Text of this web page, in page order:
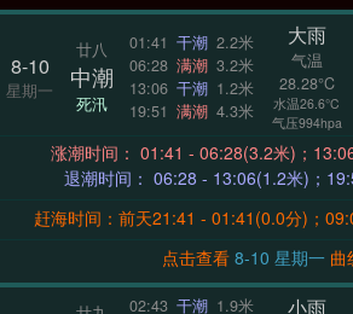
8-10
星期一
廿八
中潮
死汛
01:41 干潮 2.2米
06:28 满潮 3.2米
13:06 干潮 1.2米
19:51 满潮 4.3米
大雨
气温
28.28°C
水温26.6°C
气压994hpa
涨潮时间： 01:41 - 06:28(3.2米)；
退潮时间： 06:28 - 13:06(1.2米)
赶海时间：前天21:41 - 01:41(0.0分)；
点击查看
8-10 星期一 曲
02:43 干潮 1.9米
小雨